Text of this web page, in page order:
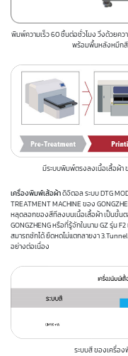
พิมพ์ความเร็ว 60 ชิ้นต่อชั่วโมง วิ่งด้วยคว
พร้อมพื้นหลังหมึกสีข
มีระบบพิมพ์ตรงลงเนื้อเสื้อผ้า
เครื่องพิมพ์เส้อผ้าดิจิตอล ระบบ DTG
TREATMENT MACHINE ของ
หลุดลอกของสีทีลงบนเนื้อเสื้อผ้า เป็นขั้น
GONGZHENG หรือที่รู้จักในนาม GZ รุ่น
สมารถซักได้ ยืดหดไม่แตกลายงา
อย่างต่อเนื่อง
ระบบสี ของเครื่อง